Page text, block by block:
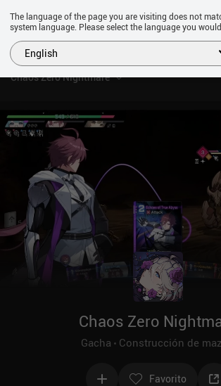
Chaos Zero Nightmare
Chaos Zero
Gacha Construcción de
Favorito
The language of the page you are visiting does not
system language. Please select the language you
English